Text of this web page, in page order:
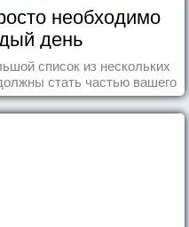
необходимо
день
список из нескольких
стать частью вашего